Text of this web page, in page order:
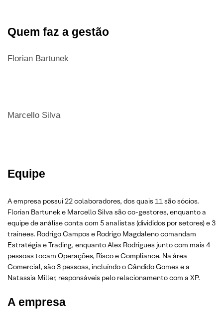
Quem faz a gestão
Florian Bartunek
Marcello Silva
Equipe
A empresa possui 22 colaboradores, dos quais 11 são sócios.
Florian Bartunek e Marcello Silva são co-gestores, enquanto a
equipe de análise conta com 5 analistas (divididos por setores) e 3
trainees. Rodrigo Campos e Rodrigo Magdaleno comandam
Estratégia e Trading, enquanto Alex Rodrigues junto com mais 4
pessoas tocam Operações, Risco e Compliance. Na área
Comercial, são 3 pessoas, incluíndo o Cândido Gomes e a
Natassia Miller, responsáveis pelo relacionamento com a XP.
A empresa